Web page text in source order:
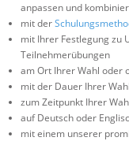
anpassen und
mit der
mit Ihrer Festlegung zu
Teilnehmerübungen
am Ort Ihrer Wahl oder
mit der Dauer Ihrer Wahl
zum Zeitpunkt Ihrer
auf Deutsch oder
mit einem unserer